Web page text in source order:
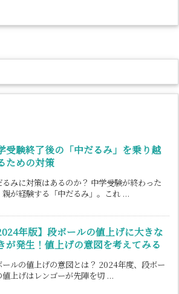
受験終了後の「中だるみ」を乗り越
ための対策
るみに対策はあるのか？ 中学受験が終わった
親が経験する「中だるみ」。これ ...
年版】段ボールの値上げに大きな
が発生！値上げの意図を考えてみる
ールの値上げの意図とは？ 2024年度、段ボー
値上げはレンゴーが先陣を切 ...